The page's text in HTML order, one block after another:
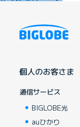
個人のお客さま
通信サービス
BIGLOBE光
auひかり